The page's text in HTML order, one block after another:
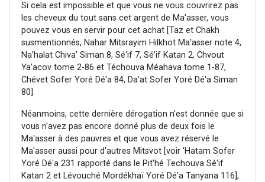
Si cela est impossible et que vous ne vous couvrirez pas
les cheveux du tout sans cet argent de Ma'asser, vous
pouvez vous en servir pour cet achat [Taz et Chakh
susmentionnés, Nahar Mitsrayim Hilkhot Ma'asser note 4,
Na'halat Chiva' Siman 8, Sé'if 7, Sé'if Katan 2, Chvout
Ya'acov tome 2-86 et Téchouva Méahava tome 1-87,
Chévet Sofer Yoré Dé'a 84, Da'at Sofer Yoré Dé'a Siman
80].
Néanmoins, cette dernière dérogation n'est donnée que si
vous n'avez pas encore donné plus de deux fois le
Ma'asser à des pauvres et que vous avez réservé le
Ma'asser aussi pour d'autres Mitsvot [voir 'Hatam Sofer
Yoré Dé'a 231 rapporté dans le Pit'hé Techouva Sé'if
Katan 2 et Lévouché Mordékhaï Yoré Dé'a Tanyana 116],